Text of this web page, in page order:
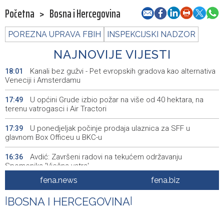
Početna > Bosna i Hercegovina
POREZNA UPRAVA FBIH INSPEKCIJSKI NADZOR
NAJNOVIJE VIJESTI
18:01
Kanali bez gužvi - Pet evropskih gradova kao alternativa
Veneciji i Amsterdamu
17:49
U općini Grude izbio požar na više od 40 hektara, na
terenu vatrogasci i Air Tractori
17:39
U ponedjeljak počinje prodaja ulaznica za SFF u
glavnom Box Officeu u BKC-u
16:36
Avdić: Završeni radovi na tekućem održavanju
Spomenika 'Vječna vatra'
Dva Air Tractora gase požar u Konjicu, u subotu stiže i
treći
fena.news fena.biz
BOSNA I HERCEGOVINA